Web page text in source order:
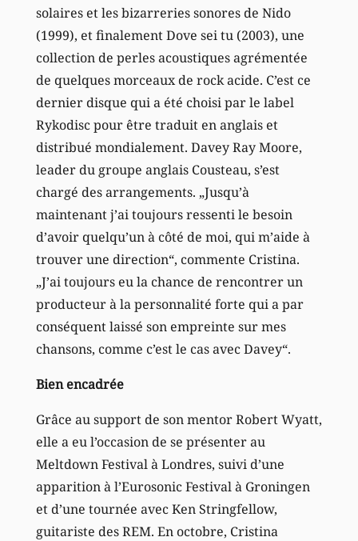
solaires et les bizarreries sonores de Nido
(1999), et finalement Dove sei tu (2003), une
collection de perles acoustiques agrémentée
de quelques morceaux de rock acide. C’est ce
dernier disque qui a été choisi par le label
Rykodisc pour être traduit en anglais et
distribué mondialement. Davey Ray Moore,
leader du groupe anglais Cousteau, s’est
chargé des arrangements. „Jusqu’à
maintenant j’ai toujours ressenti le besoin
d’avoir quelqu’un à côté de moi, qui m’aide à
trouver une direction“, commente Cristina.
„J’ai toujours eu la chance de rencontrer un
producteur à la personnalité forte qui a par
conséquent laissé son empreinte sur mes
chansons, comme c’est le cas avec Davey“.
Bien encadrée
Grâce au support de son mentor Robert Wyatt,
elle a eu l’occasion de se présenter au
Meltdown Festival à Londres, suivi d’une
apparition à l’Eurosonic Festival à Groningen
et d’une tournée avec Ken Stringfellow,
guitariste des REM. En octobre, Cristina